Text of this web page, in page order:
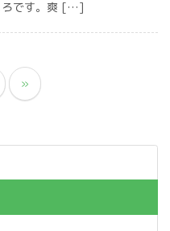
ろです。爽 […]
»